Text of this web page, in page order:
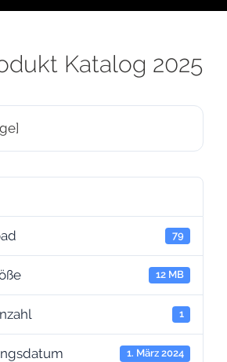
Katalog 2025
79
12 MB
1
1. März 2024